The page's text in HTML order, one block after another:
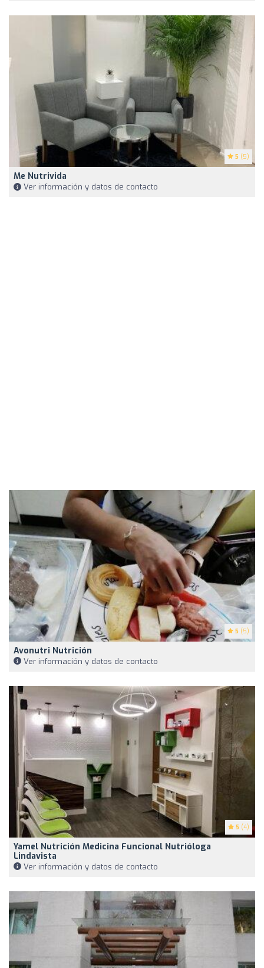
5 (5)
Me Nutrivida
Ver información y datos de contacto
5 (5)
Avonutri Nutrición
Ver información y datos de contacto
5 (4)
Yamel Nutrición Medicina Funcional Nutrióloga
Lindavista
Ver información y datos de contacto